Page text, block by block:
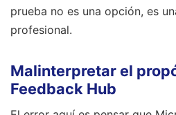
prueba no es una opción, es
profesional.
Malinterpretar el
Feedback Hub